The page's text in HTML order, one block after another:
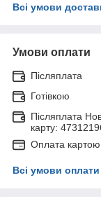
Всі умови
Умови оплати
Післяплата
Готівкою
Післяплата
карту:
Оплата
Всі умови оплати